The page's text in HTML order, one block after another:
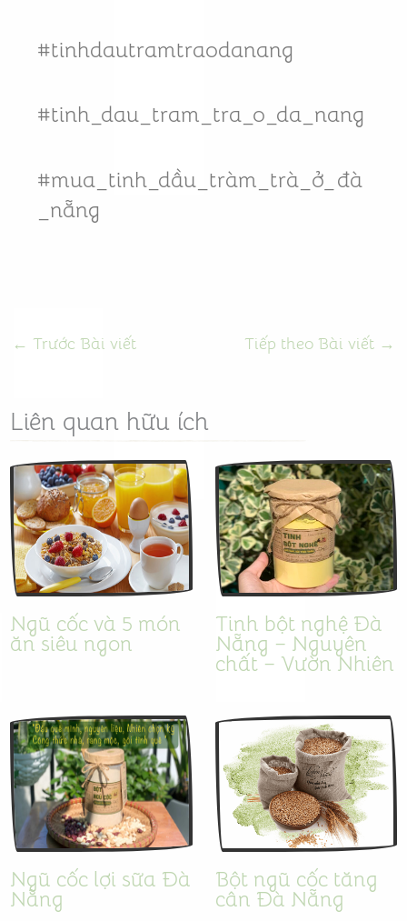
#tinhdautramtraodanang
#tinh_dau_tram_tra_o_da_nang
#mua_tinh_dầu_tràm_trà_ở đà
_nẵng
← Trước Bài viết Tiếp theo Bài viết →
Liên quan hữu ích
Ngũ cốc và 5 món
ăn siêu ngon
Tinh bột nghệ Đà
Nẵng – Nguyên
chất – Vườn Nhiên
Ngũ cốc lợi sữa Đà
Nẵng
Bột ngũ cốc tăng
cân Đà Nẵng